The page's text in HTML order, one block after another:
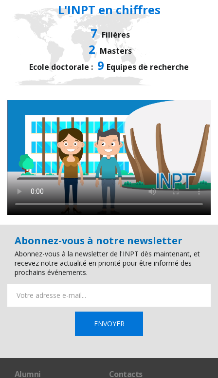
L'INPT en chiffres
7 Filières
2 Masters
Ecole doctorale : 9 Equipes de recherche
Abonnez-vous à notre newsletter
Abonnez-vous à la newsletter de l'INPT dès maintenant, et
recevez notre actualité en priorité pour être informé des
prochains événements.
Alumni Contacts